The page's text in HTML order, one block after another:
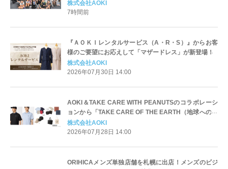
発部長」に就任！未来のスーツを企画・発表
株式会社AOKI
7時間前
『ＡＯＫＩレンタルサービス（A・R・S）』からお客
様のご要望にお応えして「マザードレス」が新登場！
株式会社AOKI
2026年07月30日 14:00
AOKI＆TAKE CARE WITH PEANUTSのコラボレーシ
ョンから「TAKE CARE OF THE EARTH（地球への思
いやり）」に共感したサステナブル素材を使用したア
イテムが新登場！
株式会社AOKI
2026年07月28日 14:00
ORIHICAメンズ単独店舗を札幌に出店！メンズのビジ